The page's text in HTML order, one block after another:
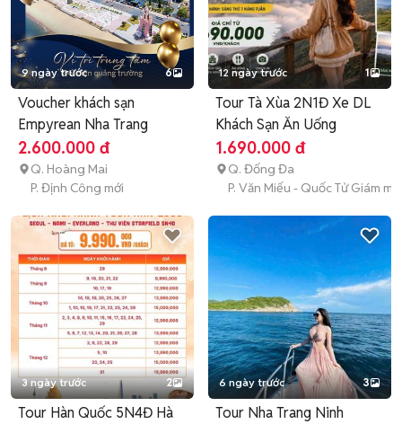
9 ngày trước 6
Voucher khách sạn
Empyrean Nha Trang
2.600.000 đ
Q. Hoàng Mai
P. Định Công mới
12 ngày trước 1
Tour Tà Xùa 2N1Đ Xe DL
Khách Sạn Ăn Uống
1.690.000 đ
Q. Đống Đa
P. Văn Miếu - Quốc Tử Giám mới
3 ngày trước 2
Tour Hàn Quốc 5N4Đ Hà
6 ngày trước 3
Tour Nha Trang Ninh